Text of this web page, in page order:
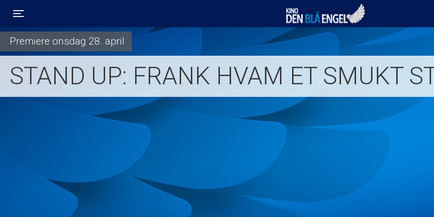
Kino Den Blå Engel
Premiere onsdag 28. april
STAND UP: FRANK HVAM ET SMUKT